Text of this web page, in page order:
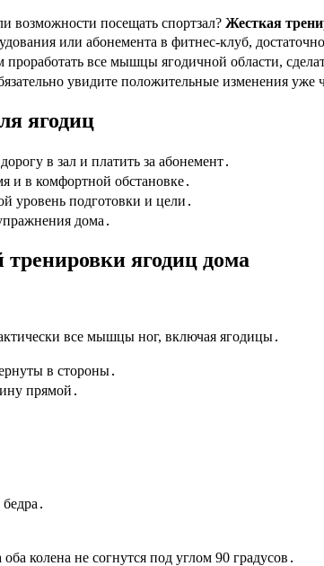
возможности посещать спортзал? Жесткая
или абонемента в фитнес-клуб,
проработать все мышцы ягодичной области,
увидите положительные изменения уже
ягодиц
в зал и платить за абонемент․
и в комфортной обстановке․
уровень подготовки и цели․
дома․
ягодиц дома
все мышцы ног, включая ягодицы․
в стороны․
прямой․
колена не согнутся под углом 90 градусов․